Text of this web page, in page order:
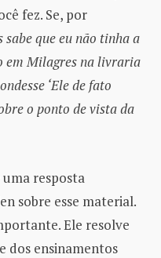
fez. Se, por
sabe que eu não tinha a
em Milagres na livraria
‘Ele de fato
o ponto de vista da
uma resposta
sobre esse material.
Ele resolve
dos ensinamentos